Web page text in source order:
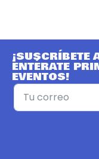
¡SUSCRÍBETE
ENTÉRATE
EVENTOS!